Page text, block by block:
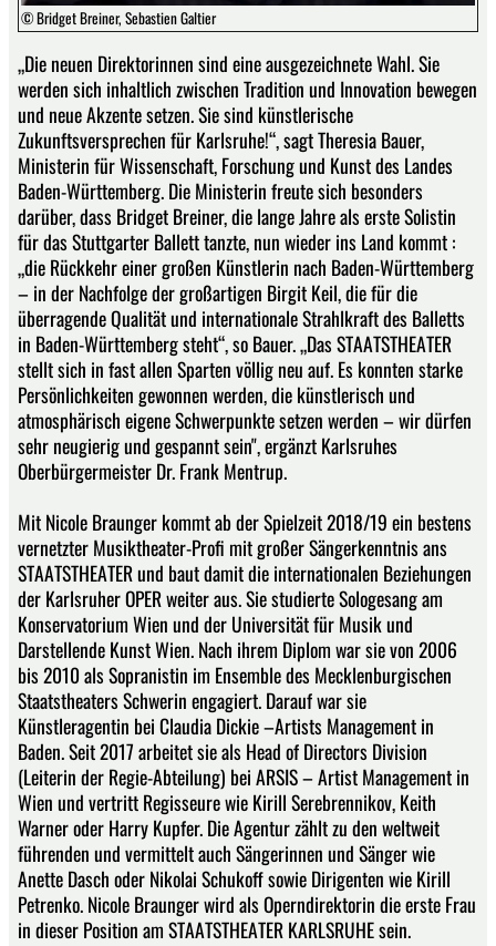
© Bridget Breiner, Sebastien Galtier
„Die neuen Direktorinnen sind eine ausgezeichnete Wahl. Sie
werden sich inhaltlich zwischen Tradition und Innovation bewegen
und neue Akzente setzen. Sie sind künstlerische
Zukunftsversprechen für Karlsruhe!“, sagt Theresia Bauer,
Ministerin für Wissenschaft, Forschung und Kunst des Landes
Baden-Württemberg. Die Ministerin freute sich besonders
darüber, dass Bridget Breiner, die lange Jahre als erste Solistin
für das Stuttgarter Ballett tanzte, nun wieder ins Land kommt :
„die Rückkehr einer großen Künstlerin nach Baden-Württemberg
– in der Nachfolge der großartigen Birgit Keil, die für die
überragende Qualität und internationale Strahlkraft des Balletts
in Baden-Württemberg steht“, so Bauer. „Das STAATSTHEATER
stellt sich in fast allen Sparten völlig neu auf. Es konnten starke
Persönlichkeiten gewonnen werden, die künstlerisch und
atmosphärisch eigene Schwerpunkte setzen werden – wir dürfen
sehr neugierig und gespannt sein", ergänzt Karlsruhes
Oberbürgermeister Dr. Frank Mentrup.
Mit Nicole Braunger kommt ab der Spielzeit 2018/19 ein bestens
vernetzter Musiktheater-Profi mit großer Sängerkenntnis ans
STAATSTHEATER und baut damit die internationalen Beziehungen
der Karlsruher OPER weiter aus. Sie studierte Sologesang am
Konservatorium Wien und der Universität für Musik und
Darstellende Kunst Wien. Nach ihrem Diplom war sie von 2006
bis 2010 als Sopranistin im Ensemble des Mecklenburgischen
Staatstheaters Schwerin engagiert. Darauf war sie
Künstleragentin bei Claudia Dickie –Artists Management in
Baden. Seit 2017 arbeitet sie als Head of Directors Division
(Leiterin der Regie-Abteilung) bei ARSIS – Artist Management in
Wien und vertritt Regisseure wie Kirill Serebrennikov, Keith
Warner oder Harry Kupfer. Die Agentur zählt zu den weltweit
führenden und vermittelt auch Sängerinnen und Sänger wie
Anette Dasch oder Nikolai Schukoff sowie Dirigenten wie Kirill
Petrenko. Nicole Braunger wird als Operndirektorin die erste Frau
in dieser Position am STAATSTHEATER KARLSRUHE sein.